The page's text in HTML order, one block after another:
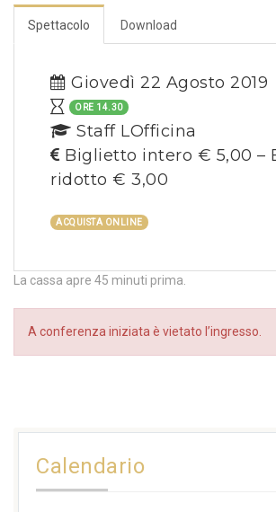
Spettacolo Download
Giovedì 22 Agosto 2019
ORE 14.30
Staff LOfficina
Biglietto intero € 5,00 –
ridotto € 3,00
ACQUISTA ONLINE
La cassa apre 45 minuti prima.
A conferenza iniziata è vietato l’ingresso.
Calendario